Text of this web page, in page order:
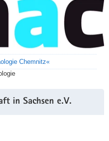
Chemnitz«
in Sachsen e.V.